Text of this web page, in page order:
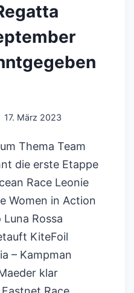
17. März 2023
Thema Team
die erste Etappe
Race Leonie
Women in Action
Rossa
KiteFoil
– Kampman
klar